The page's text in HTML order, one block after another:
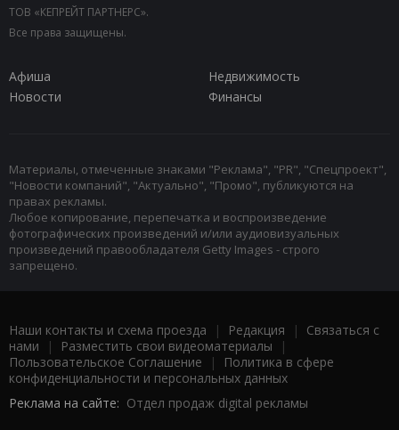
ТОВ «КЕПРЕЙТ ПАРТНЕРС».
Все права защищены.
Афиша
Недвижимость
Новости
Финансы
Материалы, отмеченные знаками "Реклама", "PR", "Спецпроект",
"Новости компаний", "Актуально", "Промо", публикуются на
правах рекламы.
Любое копирование, перепечатка и воспроизведение
фотографических произведений и/или аудиовизуальных
произведений правообладателя Getty Images - строго
запрещено.
Наши контакты и схема проезда | Редакция | Связаться с
нами | Разместить свои видеоматериалы |
Пользовательское Соглашение |
Политика в сфере
конфиденциальности и персональных данных
Реклама на сайте: Отдел продаж digital рекламы